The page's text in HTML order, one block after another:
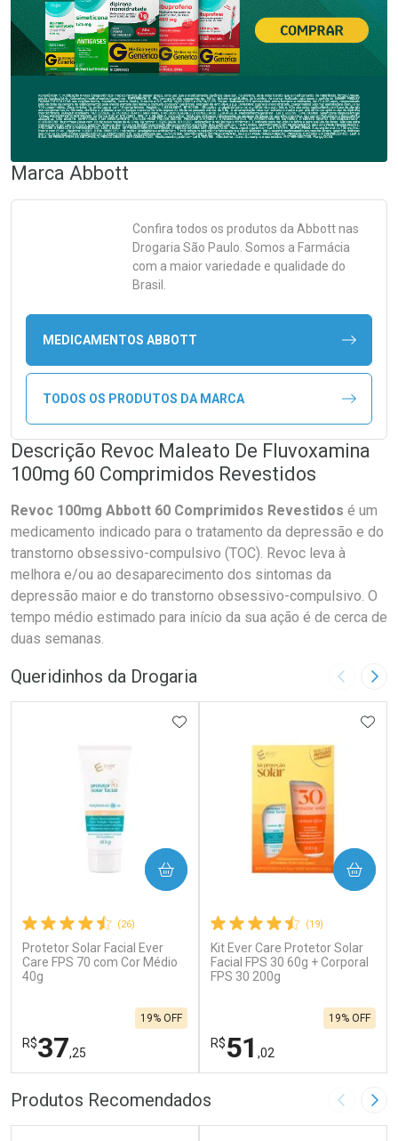
Marca Abbott
Confira todos os produtos da Abbottnas
Drogaria São Paulo. Somos a Farmácia
com a maior variedade e qualidade do
Brasil.
MEDICAMENTOS ABBOTT
TODOS OS PRODUTOS DA MARCA
Descrição Revoc Maleato De Fluvoxamina
100mg 60 Comprimidos Revestidos
Revoc 100mg Abbott 60 Comprimidos Revestidos é um
medicamento indicado para o tratamento da depressão e do
transtorno obsessivo-compulsivo (TOC). Revoc leva à
melhora e/ou ao desaparecimento dos sintomas da
depressão maior e do transtorno obsessivo-compulsivo. O
tempo médio estimado para início da sua ação é de cerca de
duas semanas.
Queridinhos da Drogaria Imagem
(26)
Protetor Solar Facial Ever
Care FPS 70 com Cor Médio
40g
R$37,25
19% OFF
ADICIONAR AOS FAVORITOS
COMPRAR
FECHAR
FECHAR
(19)
Kit Ever Care Protetor Solar
Facial FPS 30 60g + Corporal
FPS 30 200g
R$51 ,02
19% OFF
COMPRAR
Produtos Recomendados Imagem